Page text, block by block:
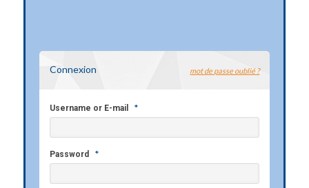
Connexion mot de passe oublié ?
Username or E-mail *
Password *